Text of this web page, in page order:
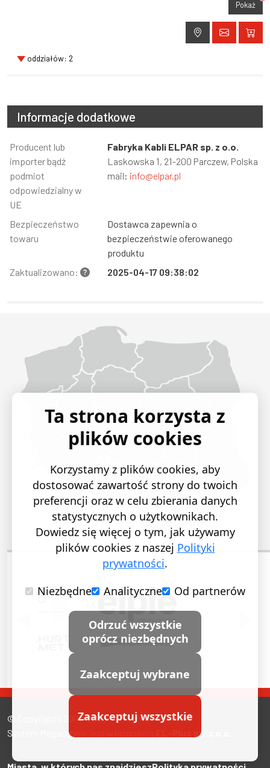
Pokaż
oddziałów: 2
Informacje dodatkowe
Informacja
Wartość
Producent lub
importer bądź
podmiot
odpowiedzialny w
UE
Fabryka Kabli ELPAR sp. z o.o.
Laskowska 1, 21-200 Parczew, Polska
mail: info@elpar.pl
Bezpieczeństwo
towaru
Dostawca zapewnia o
bezpieczeństwie oferowanego
produktu
Zaktualizowano:
2025-04-17 09:38:02
POPRZEDNI SLAJD
© Copyrights 2007-2026. All Rights Reserved.
System Megacennik jest własnością
EL-Plus sp. z o.o.
Ta strona korzysta z
plików cookies
Korzystamy z plików cookies, aby
dostosować zawartość strony do twoich
preferencji oraz w celu zbierania danych
statystycznych o użytkownikach.
Dowiedz się więcej o tym, jak używamy
plików cookies z naszej Polityki
prywatności.
Niezbędne
Analityczne Od partnerów
Odrzuć wszystkie
oprócz niezbędnych
Zaakceptuj wybrane
Zaakceptuj wszystkie